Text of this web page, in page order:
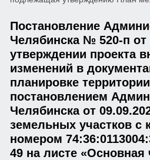
Постановление
Челябинска № 520-п от
утверждении проекта
изменений в
планировке
постановлением
Челябинска от
земельных участков с
номером
49 на листе «Основная